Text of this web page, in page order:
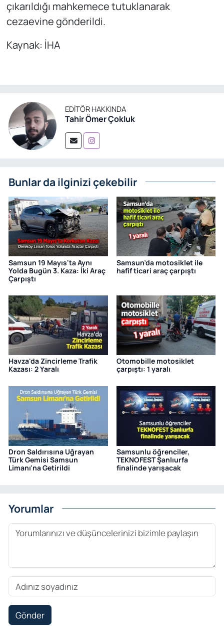
çıkarıldığı mahkemece tutuklanarak
cezaevine gönderildi.
Kaynak: İHA
EDITÖR HAKKINDA
Tahir Ömer Çokluk
Bunlar da ilginizi çekebilir
Samsun 19 Mayıs'ta Aynı
Yolda Bugün 3. Kaza: İki Araç
Çarpıştı
Samsun’da motosiklet ile
hafif ticari araç çarpıştı
Havza'da Zincirleme Trafik
Kazası: 2 Yaralı
Otomobille motosiklet
çarpıştı: 1 yaralı
Dron Saldırısına Uğrayan
Türk Gemisi Samsun
Limanı'na Getirildi
Samsunlu öğrenciler,
TEKNOFEST Şanlıurfa
finalinde yarışacak
Yorumlar
Gönder